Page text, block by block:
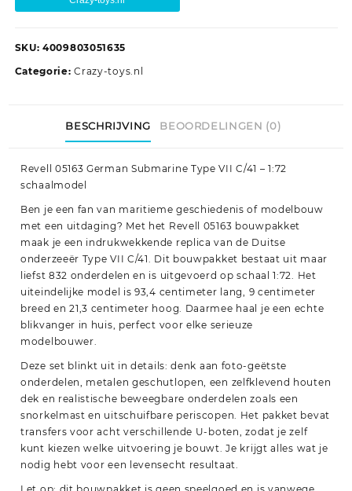
SKU: 4009803051635
Categorie:Crazy-toys.nl
BESCHRIJVING BEOORDELINGEN (0)
Revell 05163 German Submarine Type VII C/41 – 1:72
schaalmodel
Ben je een fan van maritieme geschiedenis of modelbouw
met een uitdaging? Met het Revell 05163 bouwpakket
maak je een indrukwekkende replica van de Duitse
onderzeeër Type VII C/41. Dit bouwpakket bestaat uit maar
liefst 832 onderdelen en is uitgevoerd op schaal 1:72. Het
uiteindelijke model is 93,4 centimeter lang, 9 centimeter
breed en 21,3 centimeter hoog. Daarmee haal je een echte
blikvanger in huis, perfect voor elke serieuze
modelbouwer.
Deze set blinkt uit in details: denk aan foto-geëtste
onderdelen, metalen geschutlopen, een zelfklevend houten
dek en realistische beweegbare onderdelen zoals een
snorkelmast en uitschuifbare periscopen. Het pakket bevat
transfers voor acht verschillende U-boten, zodat je zelf
kunt kiezen welke uitvoering je bouwt. Je krijgt alles wat je
nodig hebt voor een levensecht resultaat.